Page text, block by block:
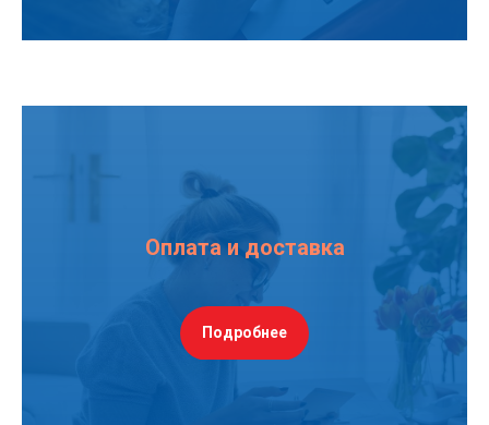
Оплата и доставка
Подробнее